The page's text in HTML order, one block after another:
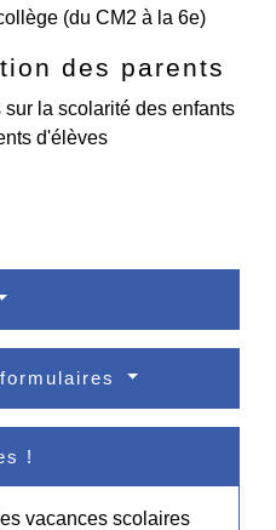
(du CM2 à la 6e)
des parents
sur la scolarité des enfants
d'élèves
!
vacances scolaires